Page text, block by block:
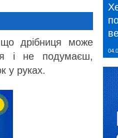
що дрібниця може
і не подумаєш,
у руках.